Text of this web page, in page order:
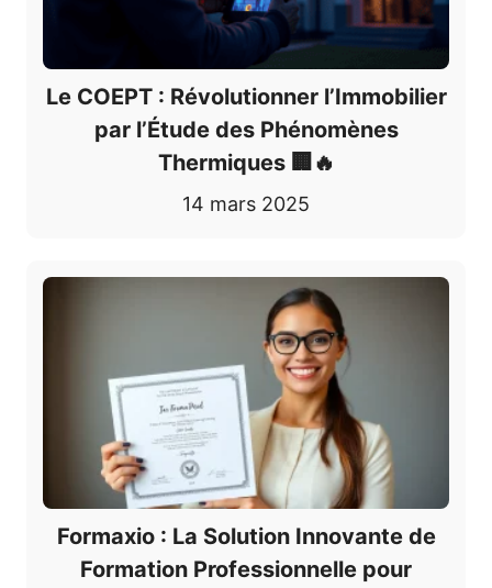
Le COEPT : Révolutionner l’Immobilier
par l’Étude des Phénomènes
Thermiques 🏢🔥
14 mars 2025
Formaxio : La Solution Innovante de
Formation Professionnelle pour